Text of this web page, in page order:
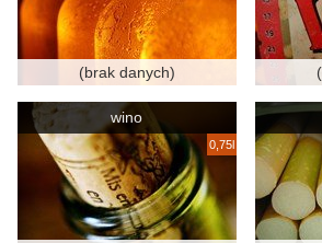
(brak danych)
wino
0,75l